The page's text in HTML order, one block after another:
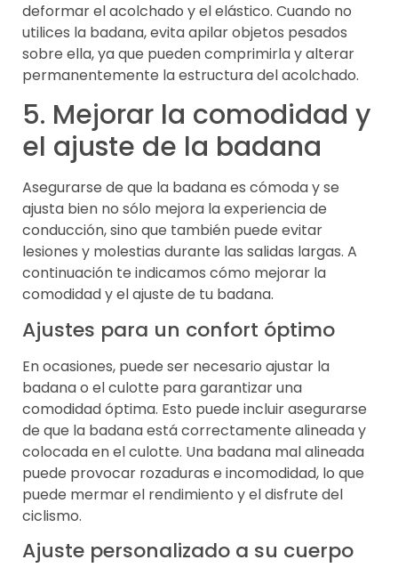
deformar el acolchado y el elástico. Cuando no
utilices la badana, evita apilar objetos pesados
sobre ella, ya que pueden comprimirla y alterar
permanentemente la estructura del acolchado.
5. Mejorar la comodidad y
el ajuste de la badana
Asegurarse de que la badana es cómoda y se
ajusta bien no sólo mejora la experiencia de
conducción, sino que también puede evitar
lesiones y molestias durante las salidas largas. A
continuación te indicamos cómo mejorar la
comodidad y el ajuste de tu badana.
Ajustes para un confort óptimo
En ocasiones, puede ser necesario ajustar la
badana o el culotte para garantizar una
comodidad óptima. Esto puede incluir asegurarse
de que la badana está correctamente alineada y
colocada en el culotte. Una badana mal alineada
puede provocar rozaduras e incomodidad, lo que
puede mermar el rendimiento y el disfrute del
ciclismo.
Ajuste personalizado a su cuerpo